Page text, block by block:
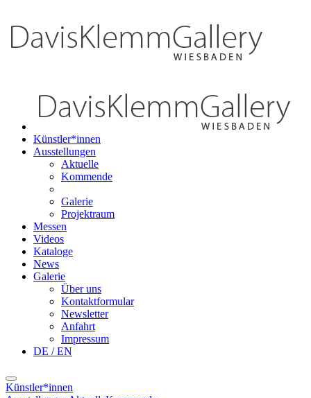
Künstler*innen
Ausstellungen
Aktuelle
Kommende
Galerie
Projektraum
Messen
Videos
Kataloge
News
Galerie
Über uns
Kontaktformular
Newsletter
Anfahrt
Impressum
DE / EN
Künstler*innen